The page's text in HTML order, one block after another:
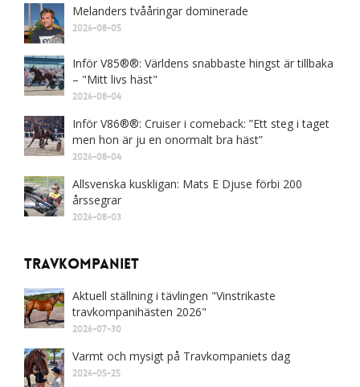
Melanders tvååringar dominerade
2026-08-05
Inför V85®®: Världens snabbaste hingst är tillbaka
– "Mitt livs häst"
2026-08-04
Inför V86®®: Cruiser i comeback: ”Ett steg i taget
men hon är ju en onormalt bra häst”
2026-08-04
Allsvenska kuskligan: Mats E Djuse förbi 200
årssegrar
2026-08-03
Travkompaniet
Aktuell ställning i tävlingen "Vinstrikaste
travkompanihästen 2026"
2026-07-30
Varmt och mysigt på Travkompaniets dag
2026-05-25